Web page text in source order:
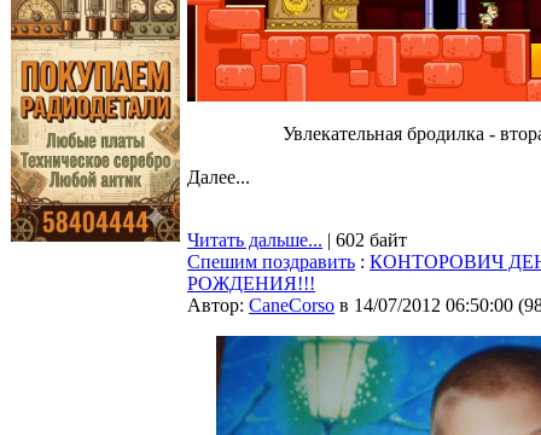
Увлекательная бродилка -
Далее...
Читать дальше... | 602 байт
Спешим поздравить : КОНТОРОВИЧ
РОЖДЕНИЯ!!!
Автор: CaneCorso в 14/07/2012 06:50:00 (